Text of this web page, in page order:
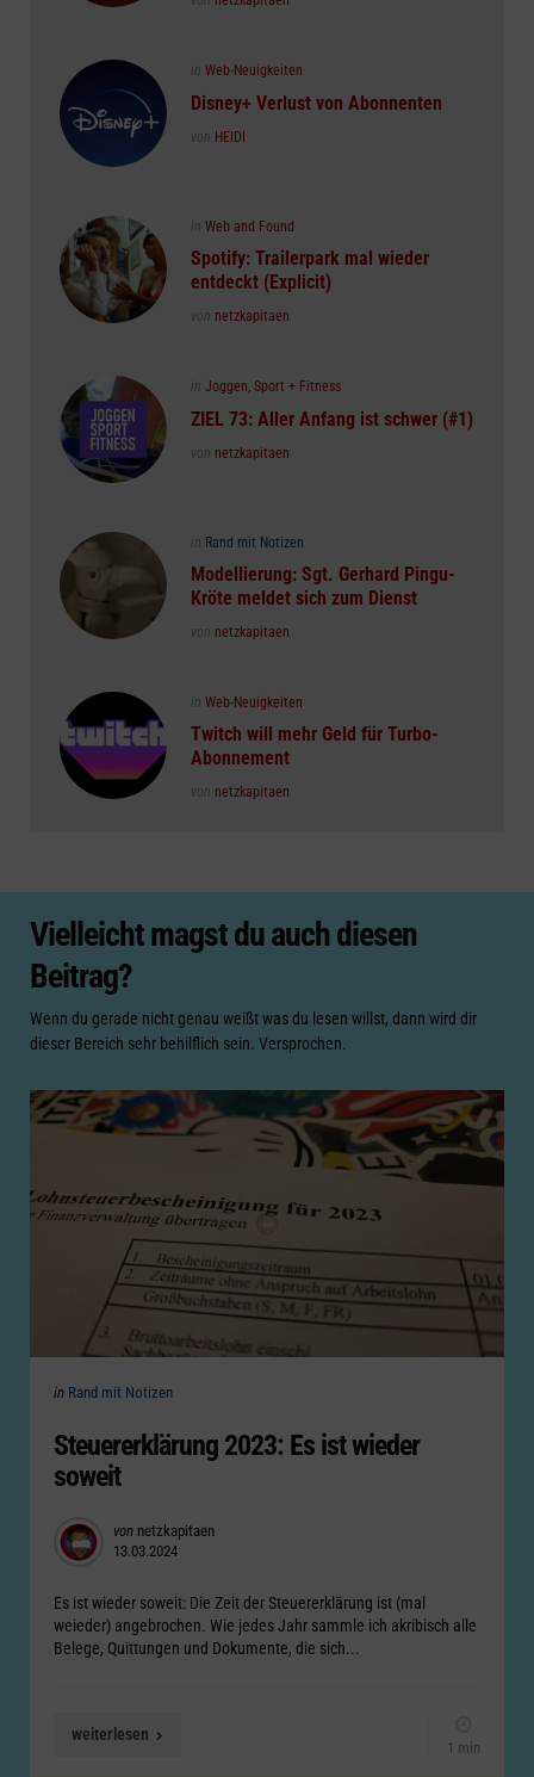
Posted
in Web-Neuigkeiten
Disney+ Verlust von Abonnenten
Posted
von HEIDI
Posted
in
in Web and Found
Spotify: Trailerpark mal wieder
entdeckt (Explicit)
Posted
von netzkapitaen
Posted
in Joggen, Sport + Fitness
ZIEL 73: Aller Anfang ist schwer (#1)
Posted
von netzkapitaen
Posted
in
in Rand mit Notizen
Modellierung: Sgt. Gerhard Pingu-
Kröte meldet sich zum Dienst
Posted
von netzkapitaen
Posted
in
in Web-Neuigkeiten
Twitch will mehr Geld für Turbo-
Abonnement
Posted
von netzkapitaen
Vielleicht magst du auch diesen
Beitrag?
Wenn du gerade nicht genau weißt was du lesen willst, dann wird dir
dieser Bereich sehr behilflich sein. Versprochen.
Categories
Posted
in Rand mit Notizen
Steuererklärung 2023: Es ist wieder
soweit
Posted
by
von netzkapitaen
13.03.2024
Es ist wieder soweit: Die Zeit der Steuererklärung ist (mal
weieder) angebrochen. Wie jedes Jahr sammle ich akribisch alle
Belege, Quittungen und Dokumente, die sich...
weiterlesen
1 min